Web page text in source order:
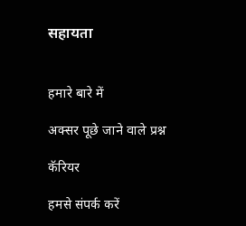
सहायता
हमारे बारे में
अक्सर पूछे जाने वाले प्रश्न
कॅरियर
हमसे संपर्क करें